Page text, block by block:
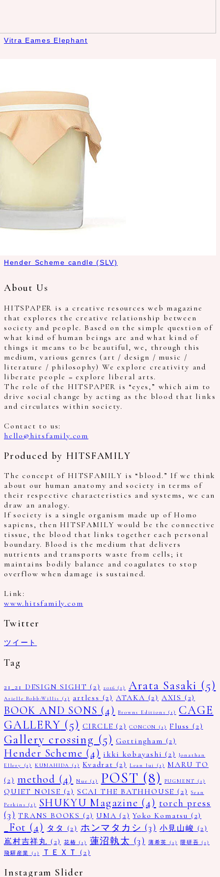
Vitra Eames Elephant
Hender Scheme candle (SLV)
About Us
HITSPAPER is a creative resources web magazine
that explores the creative relationship between
society and people. Based on the simple question of
what kind of human beings are and what kind of
things it means to be beautiful, we, through this
medium, various genres (art / design / music /
literature / philosophy) We explore creativity and
liberate people = explore liberal arts.
The role of the HITSPAPER is “eyes,” which aim to
drive social change by acting as the blood that links
and circulates within society.
Contact to us:
hello@hitsfamily.com
Produced by HITSFAMILY
The concept of HITSFAMILY is “blood.” If we think
about our human anatomy and society in terms of
their respective characteristics and systems, we can
draw an analogy.
If society is a single organism made up of Homo
sapiens, then HITSFAMILY would be the connective
tissue, the blood that links together each personal
boundary. Blood is the medium that delivers
nutrients and transports waste from cells; it
maintains bodily balance and coagulates to stop
overflow when damage is sustained.
Link:
www.hitsfamily.com
Twitter
ツイート
Tag
21_21 DESIGN SIGHT (2) 2016 (1) Arata Sasaki (5)
Arielle Bobb-Willis (1) artless (2) ATAKA (2) AXIS (2)
BOOK AND SONS (4) Browns Editions (1)
CAGE
GALLERY (5) CIRCLE (2) CONCON (1) Fluss (2)
Gallery crossing (5) Gottingham (2)
Hender Scheme (4) ikki kobayashi (2)
Jonathan
Ellery
(1) KUMAHIDA (1) Kvadrat (2) Lean lui (1)
MARU TO
(2) method (4) Nue (1) POST (8) PUGMENT (1)
QUIET NOISE (2) SCAI THE BATHHOUSE (2)
Sean
Perkins (1) SHUKYU Magazine (4) torch press
(3) TRANS BOOKS (2) UMA (2) Yoko Komatsu (2)
_Fot (4) タタ (2) ホンマタカシ (3) 小見山峻 (2)
嶌村吉祥丸 (2) 花椿 (1) 蓮沼執太 (3) 薄希英 (1) 隈研吾 (1)
飛驒産業
(1) ＴＥＸＴ (2)
Instagram Slider